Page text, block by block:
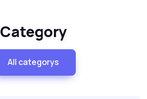
Category
All categorys